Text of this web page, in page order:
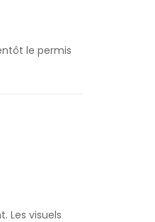
le permis
Les visuels